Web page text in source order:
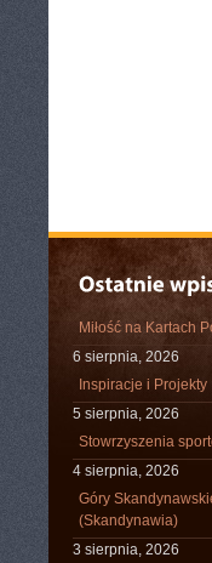
Miłość na Kartach
6 sierpnia, 2026
Inspiracje i Projekty
5 sierpnia, 2026
Stowrzyszenia
4 sierpnia, 2026
Góry
(Skandynawia)
3 sierpnia, 2026